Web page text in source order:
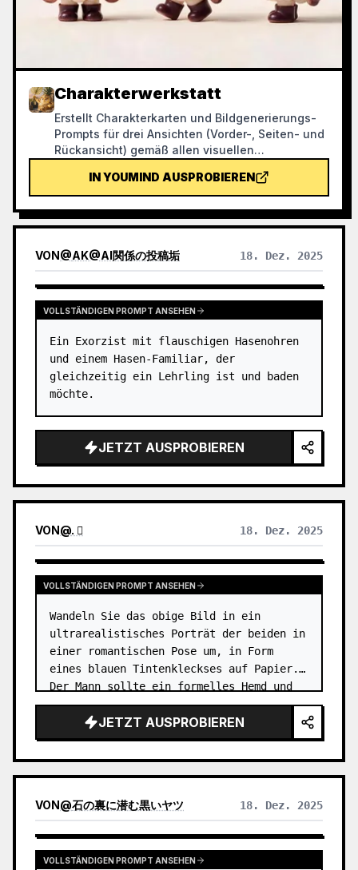
Charakterwerkstatt
Erstellt Charakterkarten und Bildgenerierungs-
Prompts für drei Ansichten (Vorder-, Seiten- und
Rückansicht) gemäß allen visuellen
Früchte“, erzeugt die Bilder und prüft sie anhand
einer Checkliste. Mit diesem Skill können Sie
unnötigen Creditverbrauch während der
Bilderzeugung sinnvoll vermeiden.
IN YOUMIND AUSPROBIEREN
VON@AK@AI関係の投稿垢 18. Dez. 2025
VOLLSTÄNDIGEN PROMPT ANSEHEN
Ein Exorzist mit flauschigen Hasenohren
und einem Hasen-Familiar, der
gleichzeitig ein Lehrling ist und baden
möchte.
JETZT AUSPROBIEREN
VON@.  18. Dez. 2025
VOLLSTÄNDIGEN PROMPT ANSEHEN
Wandeln Sie das obige Bild in ein
ultrarealistisches Porträt der beiden in
einer romantischen Pose um, in Form
eines blauen Tintenkleckses auf Papier.
Der Mann sollte ein formelles Hemd und
eine Hose tragen. …
JETZT AUSPROBIEREN
VON@石の裏に潜む黒いヤツ 18. Dez. 2025
VOLLSTÄNDIGEN PROMPT ANSEHEN